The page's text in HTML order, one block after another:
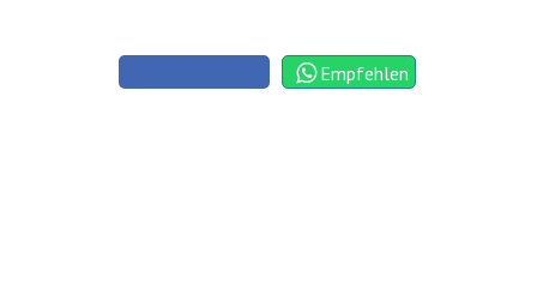
Empfehlen